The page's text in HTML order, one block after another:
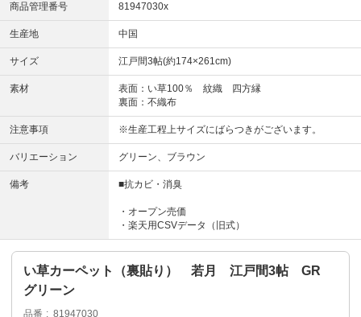
商品管理番号 81947030x
生産地 中国
サイズ 江戸間3帖(約174×261cm)
素材
表面：い草100％ 紋織 四方縁
裏面：不織布
注意事項 ※生産工程上サイズにばらつきがございます。
バリエーション グリーン、ブラウン
備考 ■抗カビ・消臭
・オープン売価
・楽天用CSVデータ（旧式）
い草カーペット（裏貼り） 若月 江戸間3帖 GR
グリーン
品番
81947030